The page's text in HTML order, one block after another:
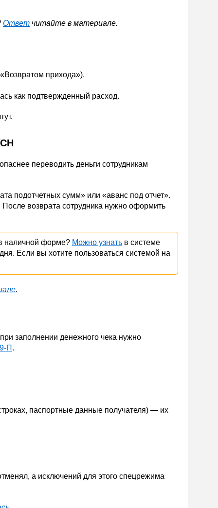
Ответ читайте в материале.
прихода»).
как подтвержденный расход.
переводить деньги сотрудникам
подотчетных сумм» или «аванс под отчет».
возврата сотрудника нужно оформить
наличной форме? Можно узнать в системе
Если вы хотите пользоваться системой на
.
заполнении денежного чека нужно
П .
паспортные данные получателя) — их
а исключений для этого спецрежима